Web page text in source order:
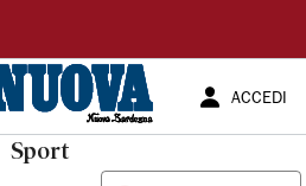
ACCEDI
Sport